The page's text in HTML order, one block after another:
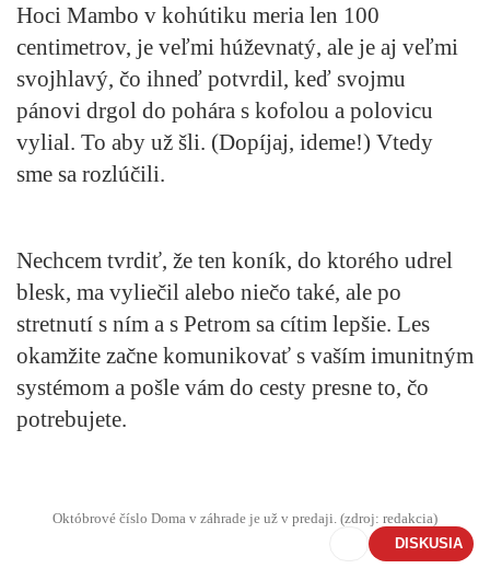
Hoci Mambo v kohútiku meria len 100
centimetrov, je veľmi húževnatý, ale je aj veľmi
svojhlavý, čo ihneď potvrdil, keď svojmu
pánovi drgol do pohára s kofolou a polovicu
vylial. To aby už šli. (Dopíjaj, ideme!) Vtedy
sme sa rozlúčili.
Nechcem tvrdiť, že ten koník, do ktorého udrel
blesk, ma vyliečil alebo niečo také, ale po
stretnutí s ním a s Petrom sa cítim lepšie. Les
okamžite začne komunikovať s vaším imunitným
systémom a pošle vám do cesty presne to, čo
potrebujete.
Októbrové číslo Doma v záhrade je už v predaji. (zdroj: redakcia)
DISKUSIA